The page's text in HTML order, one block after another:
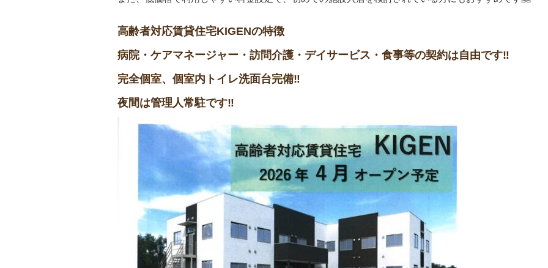
高齢者対応賃貸住宅KIGENの特徴
病院・ケアマネージャー・訪問介護・デイサービス・食事等の契約は自由です‼️
完全個室、個室内トイレ洗面台完備‼️
夜間は管理人常駐です‼️